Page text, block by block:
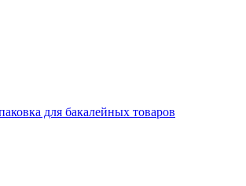
для бакалейных товаров